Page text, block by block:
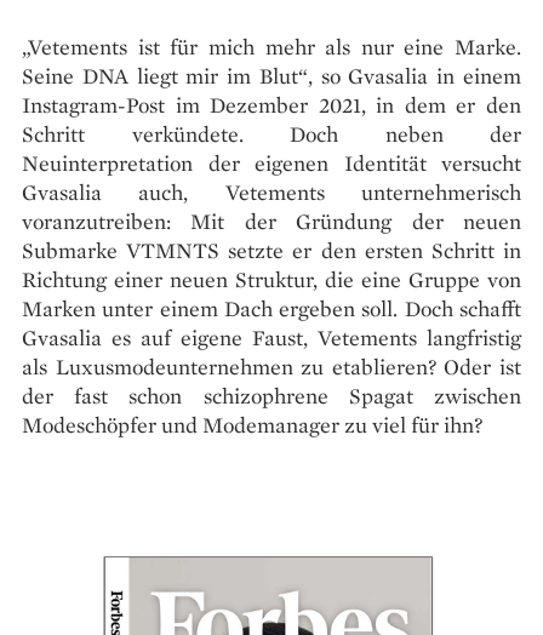
„Vetements ist für mich mehr als nur eine Marke.
Seine DNA liegt mir im Blut“, so Gvasalia in einem
Instagram-Post im Dezember 2021, in dem er den
Schritt verkündete. Doch neben der
Neuinterpretation der eigenen Identität versucht
Gvasalia auch, Vetements unternehmerisch
voranzutreiben: Mit der Gründung der neuen
Submarke VTMNTS setzte er den ersten Schritt in
Richtung einer neuen Struktur, die eine Gruppe von
Marken unter einem Dach ergeben soll. Doch schafft
Gvasalia es auf eigene Faust, Vetements langfristig
als Luxusmodeunternehmen zu etablieren? Oder ist
der fast schon schizophrene Spagat zwischen
Modeschöpfer und Modemanager zu viel für ihn?